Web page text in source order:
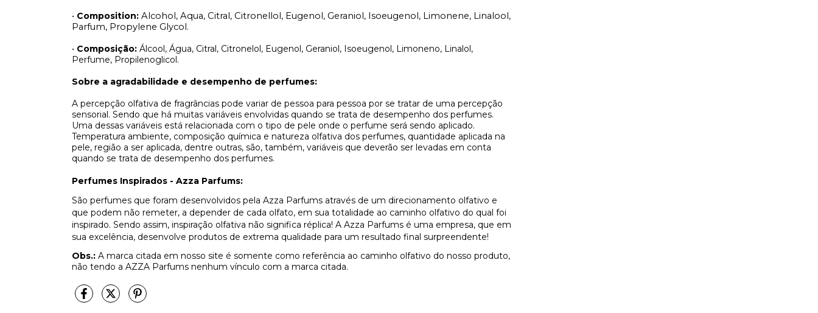
• Composition: Alcohol, Aqua, Citral, Citronellol, Eugenol, Geraniol, Isoeugenol, Limonene, Linalool,
Parfum, Propylene Glycol.
• Composição: Álcool, Água, Citral, Citronelol, Eugenol, Geraniol, Isoeugenol, Limoneno, Linalol,
Perfume, Propilenoglicol.
Sobre a agradabilidade e desempenho de perfumes:
A percepção olfativa de fragrâncias pode variar de pessoa para pessoa por se tratar de uma percepção
sensorial. Sendo que há muitas variáveis envolvidas quando se trata de desempenho dos perfumes.
Uma dessas variáveis está relacionada com o tipo de pele onde o perfume será sendo aplicado.
Temperatura ambiente, composição química e natureza olfativa dos perfumes, quantidade aplicada na
pele, região a ser aplicada, dentre outras, são, também, variáveis que deverão ser levadas em conta
quando se trata de desempenho dos perfumes.
Perfumes Inspirados - Azza Parfums:
São perfumes que foram desenvolvidos pela Azza Parfums através de um direcionamento olfativo e
que podem não remeter, a depender de cada olfato, em sua totalidade ao caminho olfativo do qual foi
inspirado. Sendo assim, inspiração olfativa não significa réplica! A Azza Parfums é uma empresa, que em
sua excelência, desenvolve produtos de extrema qualidade para um resultado final surpreendente!
Obs.: A marca citada em nosso site é somente como referência ao caminho olfativo do nosso produto,
não tendo a AZZA Parfums nenhum vínculo com a marca citada.